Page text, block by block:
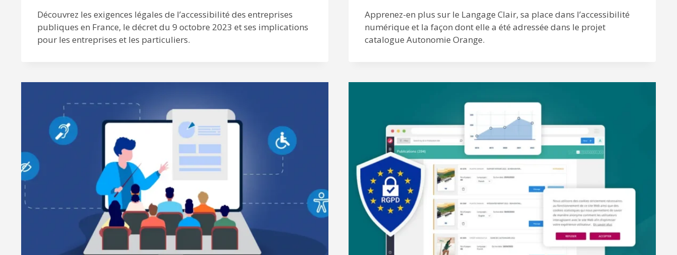
Découvrez les exigences légales de l’accessibilité des entreprises
publiques en France, le décret du 9 octobre 2023 et ses implications
pour les entreprises et les particuliers.
Apprenez-en plus sur le Langage Clair, sa place dans l’accessibilité
numérique et la façon dont elle a été adressée dans le projet
catalogue Autonomie Orange.